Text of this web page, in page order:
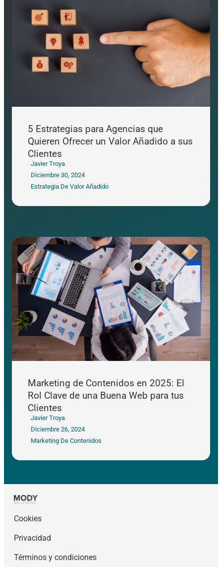
5 Estrategias para Agencias que
Quieren Ofrecer un Valor Añadido a sus
Clientes
Javier Troya
Diciembre 30, 2024
Estrategia De Valor Añadido
Marketing de Contenidos en 2025: El
Rol Clave de una Buena Web para tus
Clientes
Javier Troya
Diciembre 26, 2024
Marketing De Contenidos
Cookies
Privacidad
Términos y condiciones